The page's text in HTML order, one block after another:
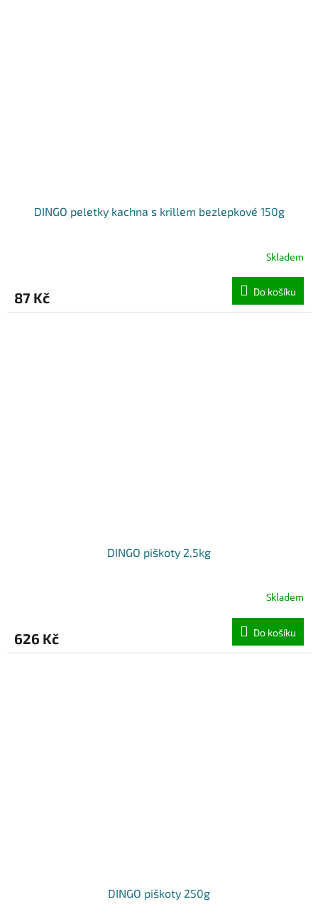
DINGO peletky kachna s krillem bezlepkové 150g
Skladem
87 Kč Do košíku
DINGO piškoty 2,5kg
Skladem
626 Kč Do košíku
DINGO piškoty 250g